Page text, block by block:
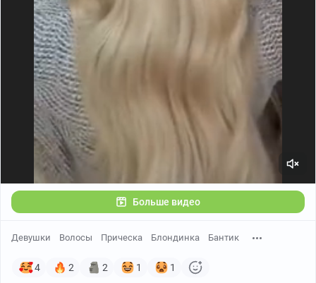
Больше видео
Девушки Волосы Прическа Блондинка Бантик
4 2 2 1 1